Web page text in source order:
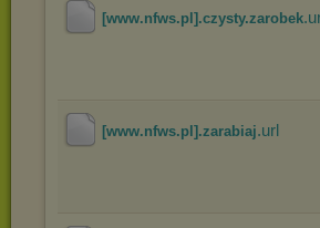
[www.nfws.pl].czysty.zarobek
[www.nfws.pl].zarabiaj.url